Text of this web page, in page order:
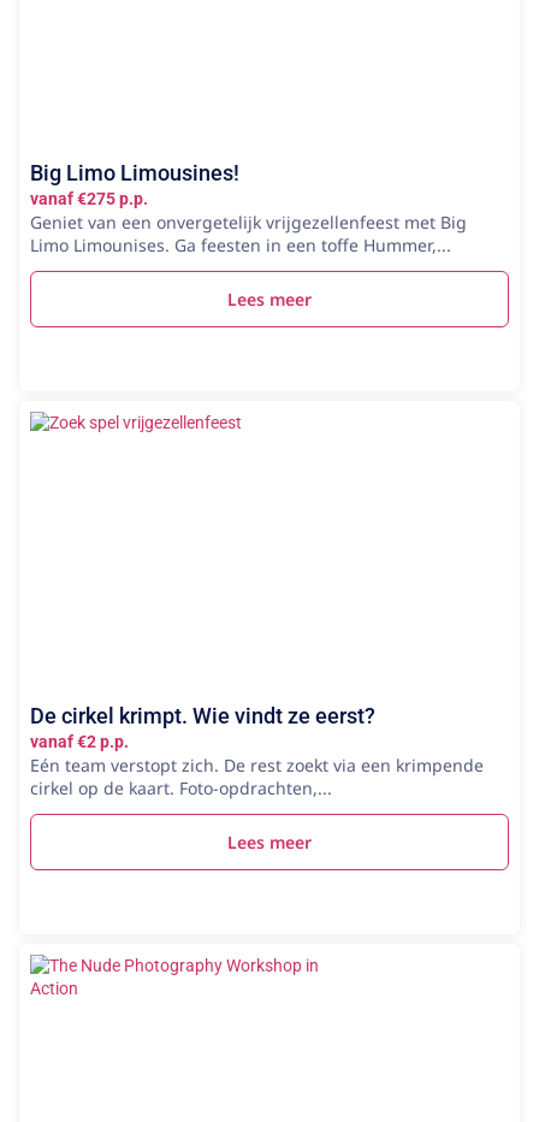
Big Limo Limousines!
vanaf €275 p.p.
Geniet van een onvergetelijk vrijgezellenfeest met Big
Limo Limounises. Ga feesten in een toffe Hummer,...
Lees meer
De cirkel krimpt. Wie vindt ze eerst?
vanaf €2 p.p.
Eén team verstopt zich. De rest zoekt via een krimpende
cirkel op de kaart. Foto-opdrachten,...
Lees meer